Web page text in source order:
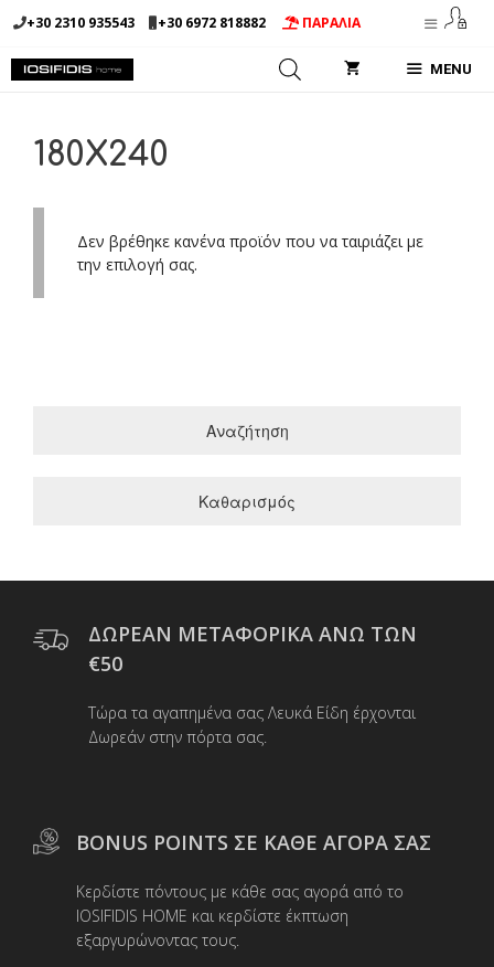
Μετάβαση
σε
περιεχόμενο
+30 2310 935543 +30 6972 818882 ΠΑΡΑΛΙΑ
MENU
180Χ240
Δεν βρέθηκε κανένα προϊόν που να ταιριάζει με
την επιλογή σας.
Αναζήτηση
Καθαρισμός
ΔΩΡΕΑΝ ΜΕΤΑΦΟΡΙΚΑ ΑΝΩ ΤΩΝ
€50
Τώρα τα αγαπημένα σας Λευκά Είδη έρχονται
Δωρεάν στην πόρτα σας.
BONUS POINTS ΣΕ ΚΑΘΕ ΑΓΟΡΑ ΣΑΣ
Κερδίστε πόντους με κάθε σας αγορά από το
IOSIFIDIS HOME και κερδίστε έκπτωση
εξαργυρώνοντας τους.